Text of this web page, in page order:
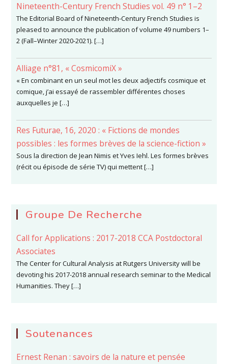
Nineteenth-Century French Studies vol. 49 n° 1–2
The Editorial Board of Nineteenth-Century French Studies is
pleased to announce the publication of volume 49 numbers 1–
2 (Fall–Winter 2020-2021). […]
Alliage n°81, « CosmicomiX »
« En combinant en un seul mot les deux adjectifs cosmique et
comique, j’ai essayé de rassembler différentes choses
auxquelles je […]
Res Futurae, 16, 2020 : « Fictions de mondes
possibles : les formes brèves de la science-fiction »
Sous la direction de Jean Nimis et Yves Iehl. Les formes brèves
(récit ou épisode de série TV) qui mettent […]
Groupe De Recherche
Call for Applications : 2017-2018 CCA Postdoctoral
Associates
The Center for Cultural Analysis at Rutgers University will be
devoting his 2017-2018 annual research seminar to the Medical
Humanities. They […]
Soutenances
Ernest Renan : savoirs de la nature et pensée